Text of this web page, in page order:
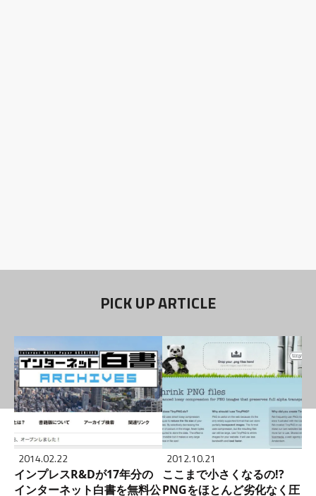
PICK UP ARTICLE
2014.02.22
インプレスR&Dが17年分の
インターネット白書を無料公
2012.10.21
ここまで小さくなるの!?
PNGをほとんど劣化なく圧